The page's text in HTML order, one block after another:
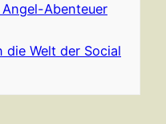
Abenteuer
die Welt der Social